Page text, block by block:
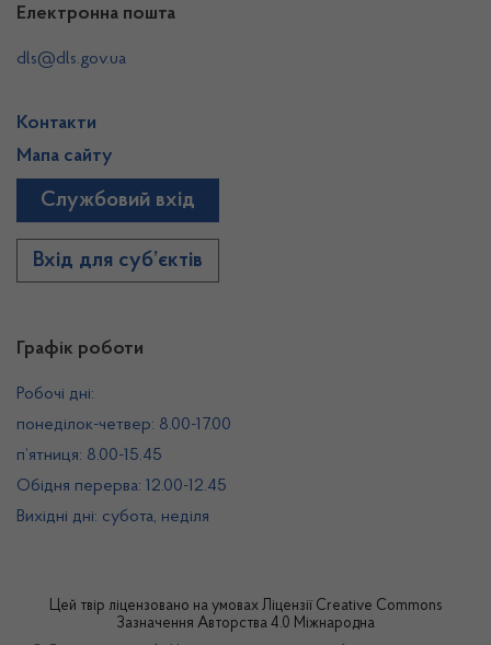
Графік роботи
Робочі дні:
понеділок-четвер: 8.00-17.00
п’ятниця: 8.00-15.45
Обідня перерва: 12.00-12.45
Вихідні дні: субота, неділя
Електронна пошта
dls@dls.gov.ua
Контакти
Мапа сайту
Службовий вхід
Вхід для суб’єктів
Цей твір ліцензовано на умовах Ліцензії Creative Commons
Зазначення Авторства 4.0 Міжнародна